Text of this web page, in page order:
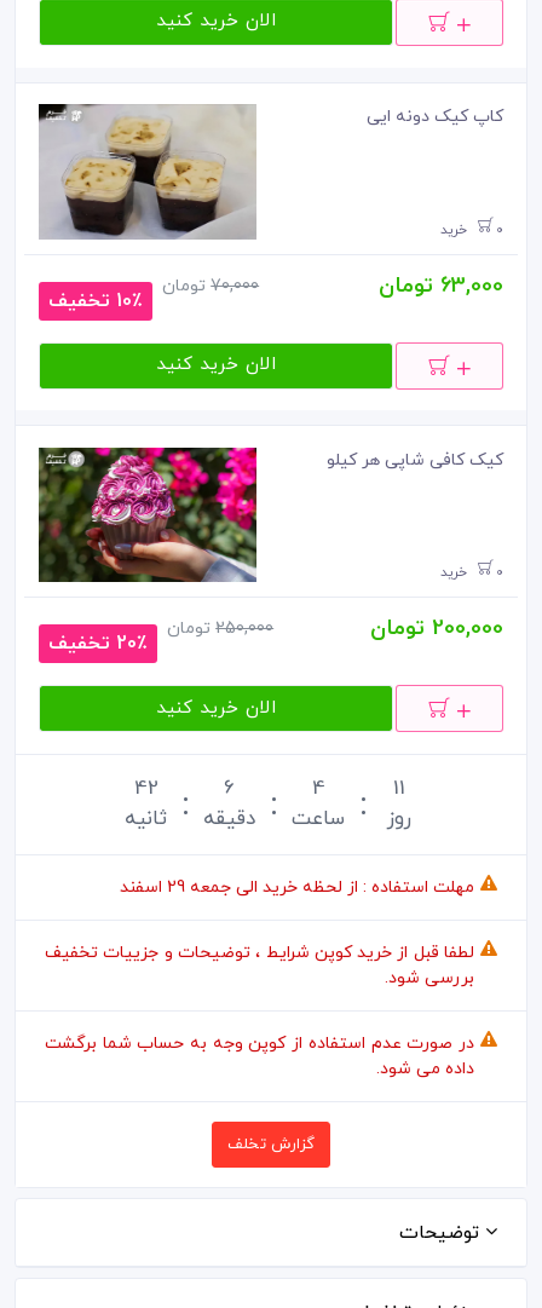
الان خرید کنید
کاپ کیک دونه ایی
0 خرید
70,000تومان
10٪ تخفیف 63,000 تومان
الان خرید کنید
کیک کافی شاپی هر کیلو
0 خرید
250,000تومان
20٪ تخفیف 200,000 تومان
الان خرید کنید
11
روز
4
ساعت
6
دقیقه
42
ثانیه
مهلت استفاده : از لحظه خرید الی جمعه 29 اسفند
لطفا قبل از خرید کوپن شرایط ، توضیحات و جزییات تخفیف
بررسی شود.
در صورت عدم استفاده از کوپن وجه به حساب شما برگشت
داده می شود.
گزارش تخلف
توضیحات